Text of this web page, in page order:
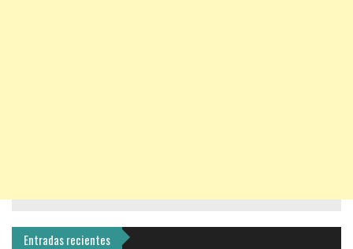
Entradas recientes